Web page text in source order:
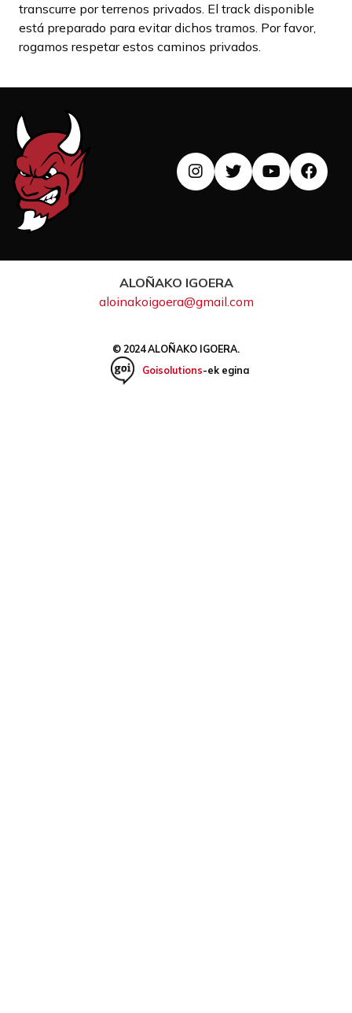
transcurre por terrenos privados. El track disponible
está preparado para evitar dichos tramos. Por favor,
rogamos respetar estos caminos privados.
ALOÑAKO IGOERA
aloinakoigoera@gmail.com
© 2024 ALOÑAKO IGOERA.
Goisolutions-ek egina